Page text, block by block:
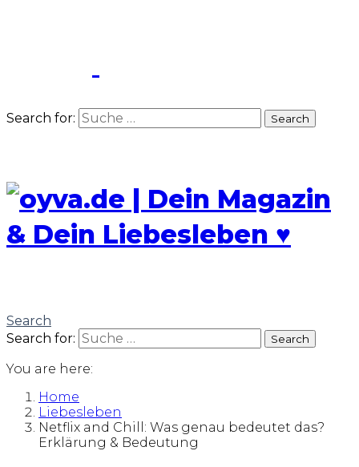
Search for: Search
Search
Search for:
Search
You are here:
Home
Liebesleben
Netflix and Chill: Was genau bedeutet das?
Erklärung & Bedeutung